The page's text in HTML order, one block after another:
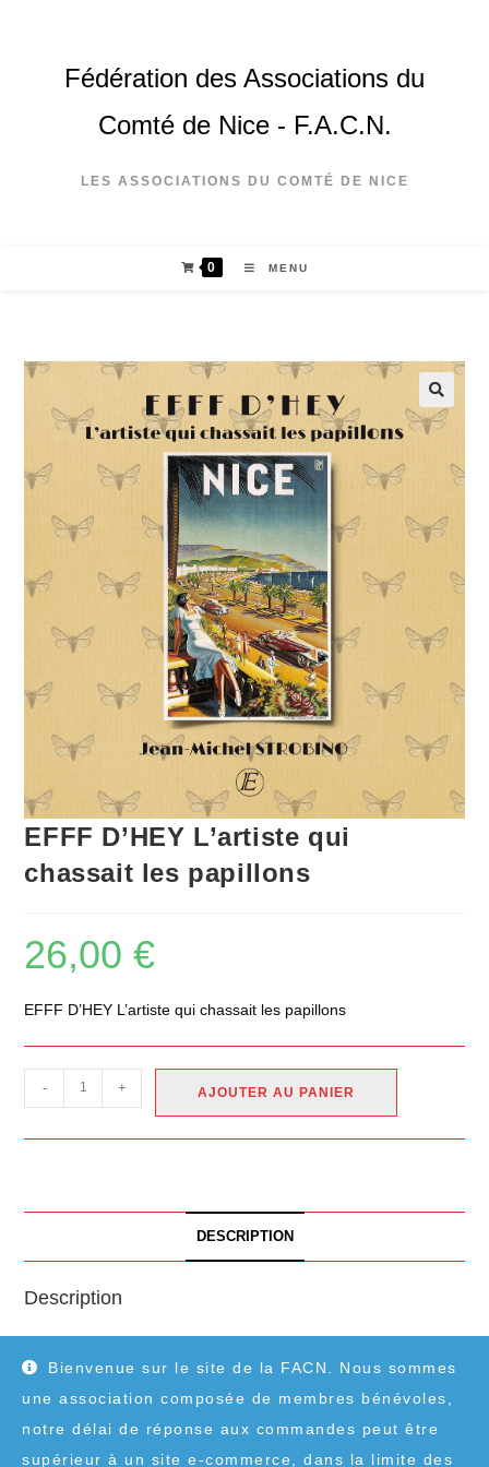
Bienvenue sur le site de la FACN. Nous sommes
une association composée de membres bénévoles,
notre délai de réponse aux commandes peut être
supérieur à un site e-commerce, dans la limite des
Fédération des Associations du
Comté de Nice - F.A.C.N.
LES ASSOCIATIONS DU COMTÉ DE NICE
0 MENU
EFFF D’HEY L’artiste qui
chassait les papillons
26,00€
EFFF D’HEY L’artiste qui chassait les papillons
- + AJOUTER AU PANIER
DESCRIPTION
Description